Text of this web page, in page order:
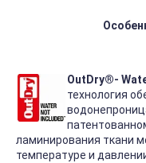
OutDry®-
технология
ламинирования ткани
температуре и